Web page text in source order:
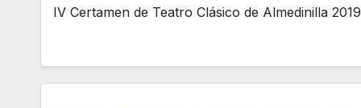
IV Certamen de Teatro Clásico de Almedinilla 2019